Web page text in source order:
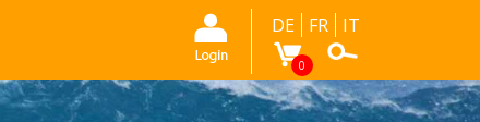
DE FR IT
0